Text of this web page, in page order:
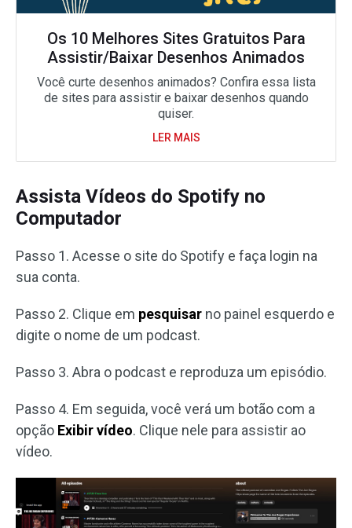
Os 10 Melhores Sites Gratuitos Para
Assistir/Baixar Desenhos Animados
Você curte desenhos animados? Confira essa lista
de sites para assistir e baixar desenhos quando
quiser.
LER MAIS
Assista Vídeos do Spotify no
Computador
Passo 1. Acesse o site do Spotify e faça login na
sua conta.
Passo 2. Clique em pesquisar no painel esquerdo e
digite o nome de um podcast.
Passo 3. Abra o podcast e reproduza um episódio.
Passo 4. Em seguida, você verá um botão com a
opção Exibir vídeo. Clique nele para assistir ao
vídeo.